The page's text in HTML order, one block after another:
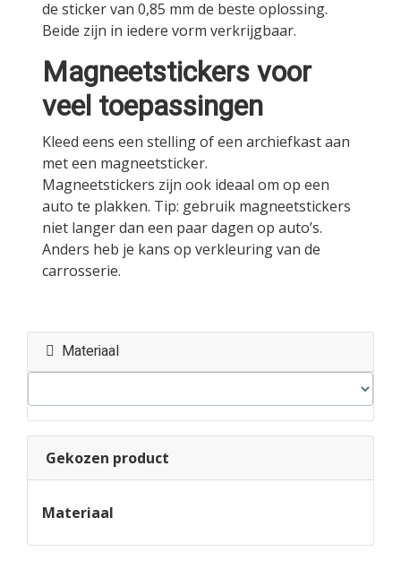
de sticker van 0,85 mm de beste oplossing.
Beide zijn in iedere vorm verkrijgbaar.
Magneetstickers voor
veel toepassingen
Kleed eens een stelling of een archiefkast aan
met een magneetsticker.
Magneetstickers zijn ook ideaal om op een
auto te plakken. Tip: gebruik magneetstickers
niet langer dan een paar dagen op auto’s.
Anders heb je kans op verkleuring van de
carrosserie.
Materiaal
Gekozen product
Materiaal